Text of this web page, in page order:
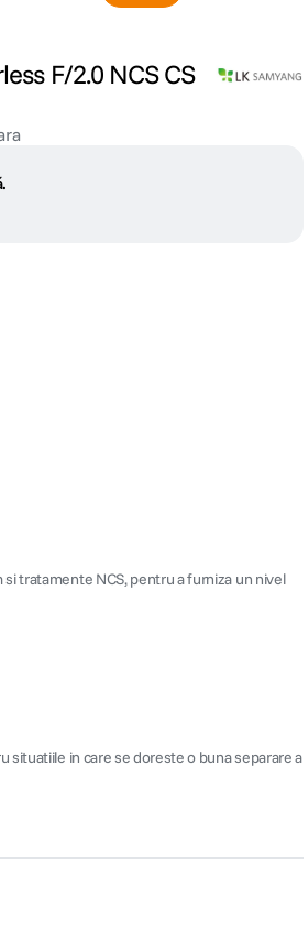
F/2.0 NCS CS
tratamente NCS, pentru a furniza un nivel
situatiile in care se doreste o buna separare a